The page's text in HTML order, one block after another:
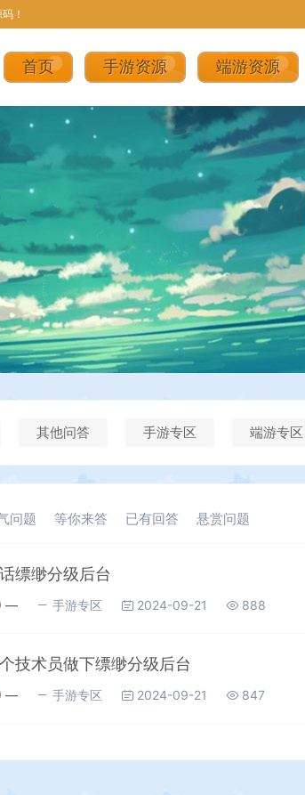
！
首页 手游资源 端游资源
其他问答 手游专区 端游专区
问题 等你来答 已有回答 悬赏问题
缥缈分级后台
— 手游专区 2024-09-21 888
技术员做下缥缈分级后台
— 手游专区 2024-09-21 847